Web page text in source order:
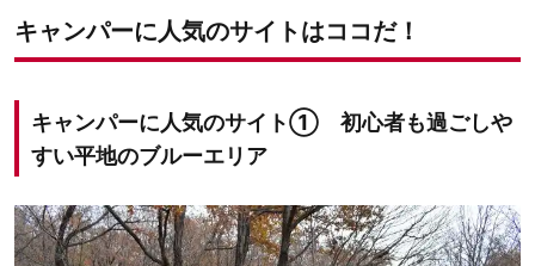
キャンパーに人気のサイトはココだ！
キャンパーに人気のサイト① 初心者も過ごしや
すい平地のブルーエリア